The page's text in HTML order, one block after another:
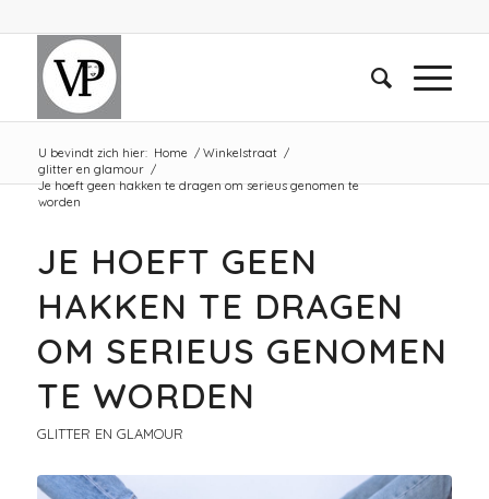
U bevindt zich hier: Home / Winkelstraat /
glitter en glamour /
Je hoeft geen hakken te dragen om serieus genomen te
worden
JE HOEFT GEEN
HAKKEN TE DRAGEN
OM SERIEUS GENOMEN
TE WORDEN
GLITTER EN GLAMOUR